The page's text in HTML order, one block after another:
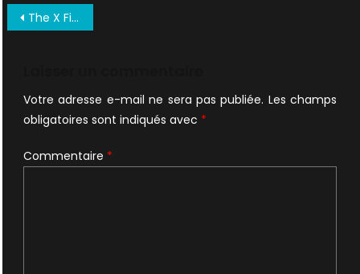
Navigation
The X Files The Facts The Fantasy The Future 1998 0034
Votre adresse e-mail ne sera pas publiée. Les champs
obligatoires sont indiqués avec *
Commentaire *